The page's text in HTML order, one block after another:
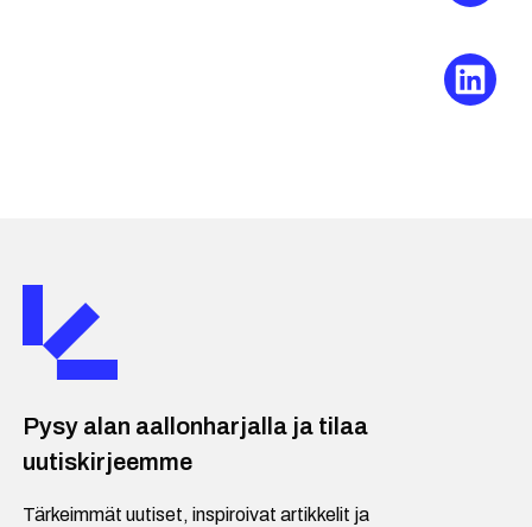
Pysy alan aallonharjalla ja tilaa
uutiskirjeemme
Tärkeimmät uutiset, inspiroivat artikkelit ja